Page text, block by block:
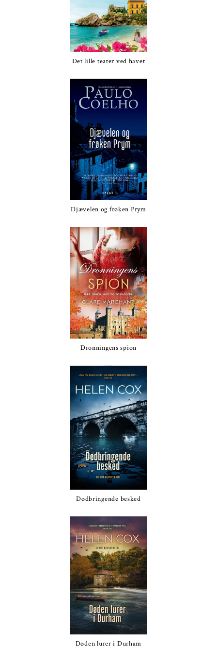
Det lille teater ved havet
Djævelen og frøken Prym
Dronningens spion
Dødbringende besked
Døden lurer i Durham